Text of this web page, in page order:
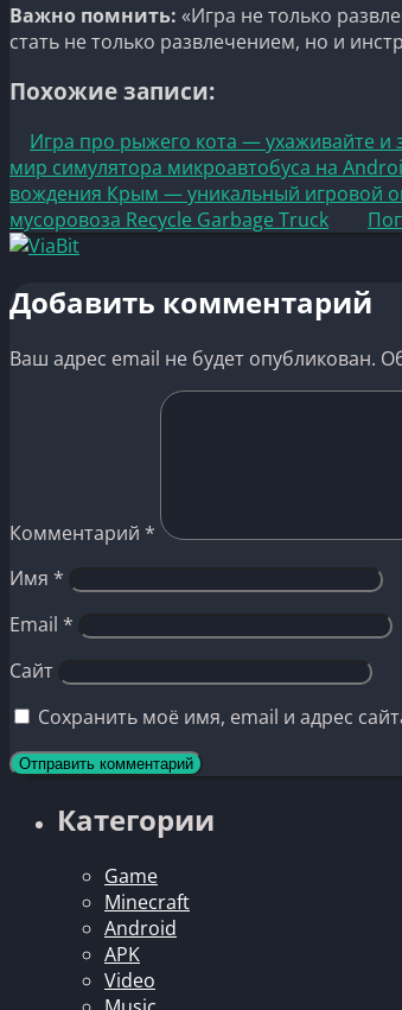
Важно помнить: «Игра не только
стать не только развлечением, но и
Похожие записи:
Игра про рыжего кота — ухаживайте и
мир симулятора микроавтобуса на
вождения Крым — уникальный игровой
мусоровоза Recycle Garbage Truck
Добавить комментарий
Ваш адрес email не будет опубликован.
Комментарий *
Имя *
Email *
Сайт
Сохранить моё имя, email и адрес
Категории
Game
Minecraft
Android
APK
Video